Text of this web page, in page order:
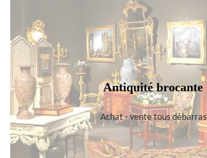
Antiquité brocante
Achat - vente tous débarras